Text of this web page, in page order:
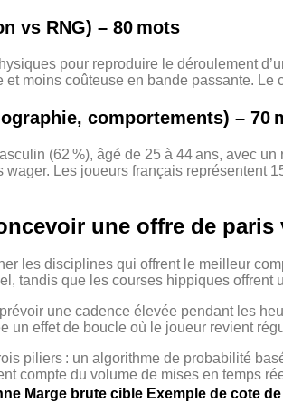
vs RNG) – 80 mots
pour reproduire le déroulement
moins coûteuse en bande passante.
comportements) – 70
(62 %), âgé de 25 à 44 ans, avec
wager. Les joueurs français
une offre de paris
les disciplines qui offrent le meilleur
tandis que les courses hippiques
une cadence élevée pendant les
un effet de boucle où le joueur revient
piliers : un algorithme de probabilité
compte du volume de mises en temps
Marge brute cible Exemple de cote